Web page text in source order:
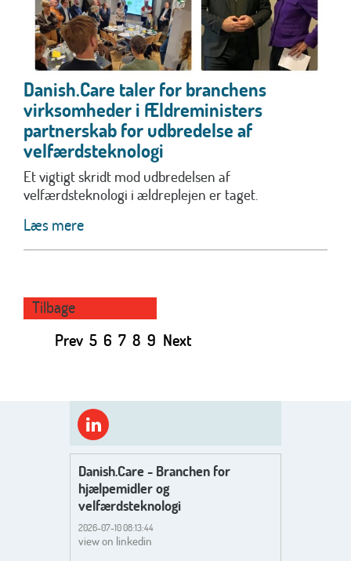
Danish.Care taler for branchens
virksomheder i Ældreministers
partnerskab for udbredelse af
velfærdsteknologi
Et vigtigt skridt mod udbredelsen af
velfærdsteknologi i ældreplejen er taget.
Læs mere
Tilbage
Prev 5 6 7 8 9 Next
Danish.Care - Branchen for
hjælpemidler og
velfærdsteknologi
2026-07-10 08:13:44
view on linkedin